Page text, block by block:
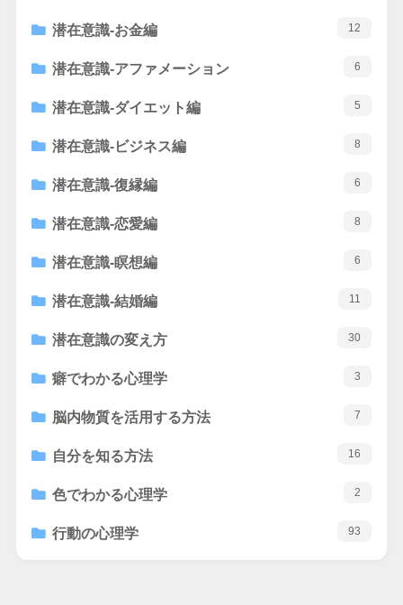
潜在意識-お金編 12
潜在意識-アファメーション 6
潜在意識-ダイエット編 5
潜在意識-ビジネス編 8
潜在意識-復縁編 6
潜在意識-恋愛編 8
潜在意識-瞑想編 6
潜在意識-結婚編 11
潜在意識の変え方 30
癖でわかる心理学 3
脳内物質を活用する方法 7
自分を知る方法 16
色でわかる心理学 2
行動の心理学 93